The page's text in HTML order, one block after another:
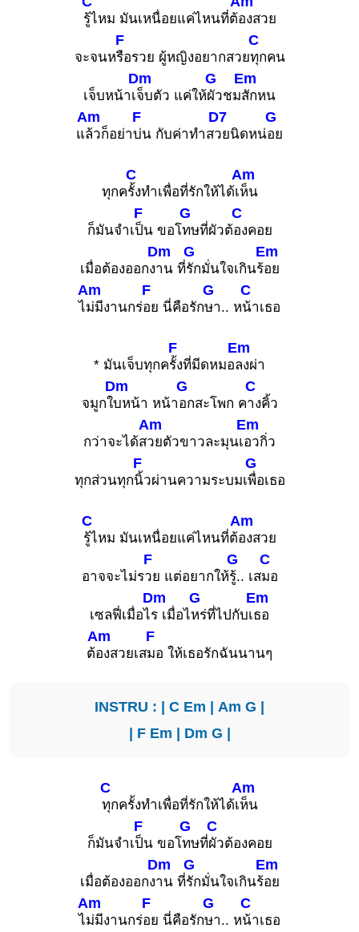
รู้ไหม มันเหนื่อยแค่ไหนที่ต้องสวย
จะจนห
F
รือรวย ผู้หญิงอยากสวย
C
ทุกคน
เจ็บหน้าเ
Dm
จ็บตัว แค่ให้
G
ผัวชม
Em
สักหน
แ
Am
ล้วก็อย่า
F
บ่น กับค่าทำส
D7
วยนิดหน่
G
อย
ทุกค
C
รั้งทำเพื่อที่รักให้ได้เ
Am
ห็น
ก็มันจำเ
F
ป็น ขอโ
G
ทษที่ผัวต้
C
องคอย
เมื่อต้องออกง
Dm
าน ที่
G
รักมั่นใจเกินร้
Em
อย
ไ
Am
ม่มีงานกร่
F
อย นี่คือรัก
G
ษา.. ห
C
น้าเธอ
* มันเจ็บทุกค
F
รั้งที่มีดหมอ
Em
ลงผ่า
จมูกใ
Dm
บหน้า หน้า
G
อกสะโพก ค
C
างคิ้ว
กว่าจะได้ส
Am
วยตัวขาวละมุนเ
Em
อวกิ่ว
ทุกส่วนทุก
F
นิ้วผ่านความระบมเ
G
พื่อเธอ
C
รู้ไหม มันเหนื่อยแค่ไหนที่ต้
Am
องสวย
อาจจะไม่ร
F
วย แต่อยากให้
G
รู้.. เส
C
มอ
เซลฟี่เมื่อไ
Dm
ร เมื่อไ
G
หร่ที่ไปกับเ
Em
ธอ
ต้
Am
องสวยเส
F
มอ ให้เธอรักฉันนานๆ
INSTRU : | C Em | Am G |
| F Em | Dm G |
C
ทุกครั้งทำเพื่อที่รักให้ได้เ
Am
ห็น
ก็มันจำเ
F
ป็น ขอโ
G
ทษที่
C
ผัวต้องคอย
เมื่อต้องออกง
Dm
าน ที่
G
รักมั่นใจเกินร้
Em
อย
ไ
Am
ม่มีงานกร่
F
อย นี่คือรัก
G
ษา.. ห
C
น้าเธอ